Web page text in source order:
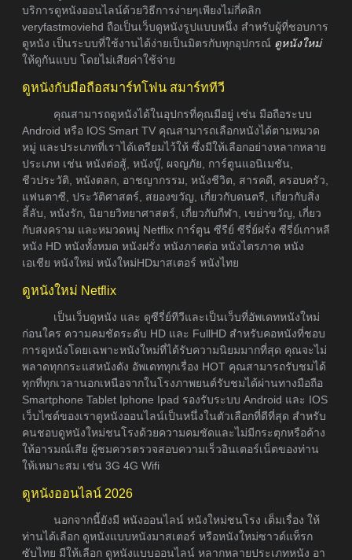
บริการดูหนังออนไลน์ด้วยวิธีการง่ายๆเพียงไม่กี่คลิก
veryfastmoviehd ถือเป็นเว็บดูหนังรูปแบบหนึ่ง สำหรับผู้ที่ชอบการ
ดูหนัง เป็นระบบที่ใช้งานได้ง่ายเป็นมิตรกับทุกอุปกรณ์ ดูหนังใหม่
ให้ดูกันแบบ โดยไม่เสียค่าใช้จ่าย
ดูหนังกับมือถือสมาร์ทโฟน สมาร์ททีวี
คุณสามารถดูหนังได้ในอุปกรที่คุณมีอยู่ เช่น มือถือระบบ
Android หรือ IOS Smart TV คุณสามารถเลือกหนังได้ตามหมวด
หมู่ และประเภทที่เราได้เตรียมไว้ให้ ซึ่งมีให้เลือกอย่างหลากหลาย
ประเภท เช่น หนังต่อสู้, หนังบู๊, ผจญภัย, การ์ตูนแอนิเมชัน,
ชีวประวัติ, หนังตลก, อาชญากรรม, หนังชีวิต, สารคดี, ครอบครัว,
แฟนตาซี, ประวัติศาสตร์, สยองขวัญ, เกี่ยวกับดนตรี, เกี่ยวกับสิ่ง
ลี้ลับ, หนังรัก, นิยายวิทยาศาสตร์, เกี่ยวกับกีฬา, เขย่าขวัญ, เกี่ยว
กับสงคราม และหมวดหมู่ Netflix การ์ตูน ซีรีย์ ซีรี่ย์ฝรั่ง ซีรี่ย์เกาหลี
หนัง HD หนังทั้งหมด หนังฝรั่ง หนังภาคต่อ หนังไตรภาค หนัง
เอเชีย หนังใหม่ หนังใหม่HDมาสเตอร์ หนังไทย
ดูหนังใหม่ Netflix
เป็นเว็บดูหนัง และ ดูซีรี่ย์ทีวีและเป็นเว็บที่อัพเดทหนังใหม่
ก่อนใคร ความคมชัดระดับ HD และ FullHD สำหรับคอหนังที่ชอบ
การดูหนังโดยเฉพาะหนังใหม่ที่ได้รับความนิยมมากที่สุด คุณจะไม่
พลาดทุกกระแสหนังดัง อัพเดททุกเรื่อง HOT คุณสามารถรับชมได้
ทุกที่ทุกเวลานอกเหนือจากในโรงภาพยนต์รับชมได้ผ่านทางมือถือ
Smartphone Tablet Iphone Ipad รองรับระบบ Android และ IOS
เว็บไซต์ของเราดูหนังออนไลน์เป็นหนึ่งในตัวเลือกที่ดีที่สุด สำหรับ
คนชอบดูหนังใหม่ชนโรงด้วยความคมชัดและไม่มีกระตุกหรือค้าง
ให้อารมณ์เสีย ผู้ชมควรตรวจสอบความเร็วอินเตอร์เน็ตของท่าน
ให้เหมาะสม เช่น 3G 4G Wifi
ดูหนังออนไลน์ 2026
นอกจากนี้ยังมี หนังออนไลน์ หนังใหม่ชนโรง เต็มเรื่อง ให้
ท่านได้เลือก ดูหนังแบบหนังมาสเตอร์ หรือหนังใหม่ซาวด์แท็รก
ซับไทย มีให้เลือก ดูหนังแบบออนไลน์ หลากหลายประเภทหนัง อา